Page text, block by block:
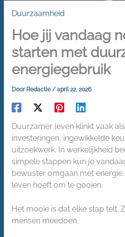
Duurzaamheid
Hoe jij vandaag
starten met
energiegebruik
Door Redactie/ april 22, 2026
Duurzamer leven klinkt vaak
investeringen, ingewikkelde
uitzoekwerk. In werkelijkheid
simpele stappen kun je
bewuster omgaan met
leven hoeft om te gooien.
Het mooie is dat elke stap telt.
mensen meedoen.